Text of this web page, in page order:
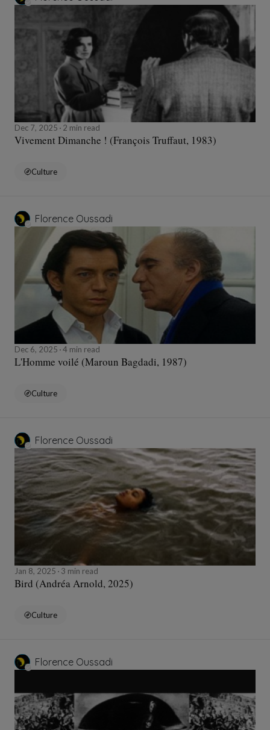
Dec 7, 2025 2 min read
Vivement Dimanche ! (François Truffaut, 1983)
Culture
Florence Oussadi
Dec 6, 2025 4 min read
L'Homme voilé (Maroun Bagdadi, 1987)
Culture
Florence Oussadi
Jan 8, 2025 3 min read
Bird (Andréa Arnold, 2025)
Culture
Florence Oussadi